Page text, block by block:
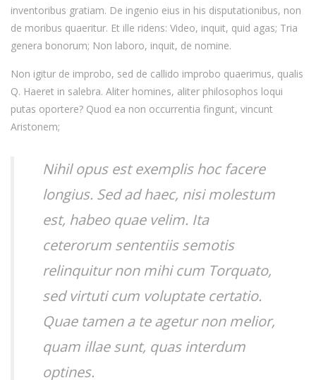
inventoribus gratiam. De ingenio eius in his disputationibus, non
de moribus quaeritur. Et ille ridens: Video, inquit, quid agas; Tria
genera bonorum; Non laboro, inquit, de nomine.
Non igitur de improbo, sed de callido improbo quaerimus, qualis
Q. Haeret in salebra. Aliter homines, aliter philosophos loqui
putas oportere? Quod ea non occurrentia fingunt, vincunt
Aristonem;
Nihil opus est exemplis hoc facere
longius. Sed ad haec, nisi molestum
est, habeo quae velim. Ita
ceterorum sententiis semotis
relinquitur non mihi cum Torquato,
sed virtuti cum voluptate certatio.
Quae tamen a te agetur non melior,
quam illae sunt, quas interdum
optines.